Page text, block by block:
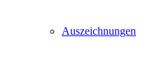
Auszeichnungen